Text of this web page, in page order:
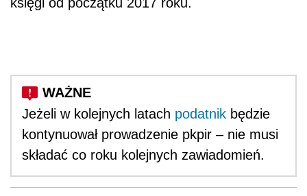
Jeżeli w kolejnych latach podatnik będzie
kontynuował prowadzenie pkpir – nie musi
składać co roku kolejnych zawiadomień.